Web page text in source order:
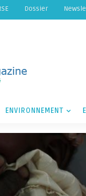
Dossier
ENVIRONNEMENT